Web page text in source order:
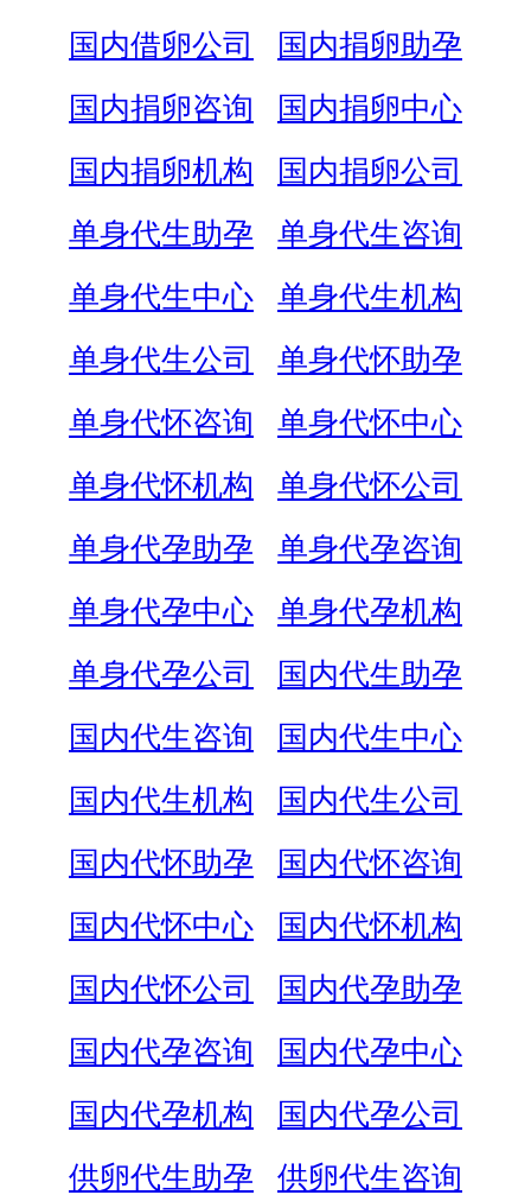
国内借卵公司
国内捐卵助孕
国内捐卵咨询
国内捐卵中心
国内捐卵机构
国内捐卵公司
单身代生助孕
单身代生咨询
单身代生中心
单身代生机构
单身代生公司
单身代怀助孕
单身代怀咨询
单身代怀中心
单身代怀机构
单身代怀公司
单身代孕助孕
单身代孕咨询
单身代孕中心
单身代孕机构
单身代孕公司
国内代生助孕
国内代生咨询
国内代生中心
国内代生机构
国内代生公司
国内代怀助孕
国内代怀咨询
国内代怀中心
国内代怀机构
国内代怀公司
国内代孕助孕
国内代孕咨询
国内代孕中心
国内代孕机构
国内代孕公司
供卵代生助孕
供卵代生咨询